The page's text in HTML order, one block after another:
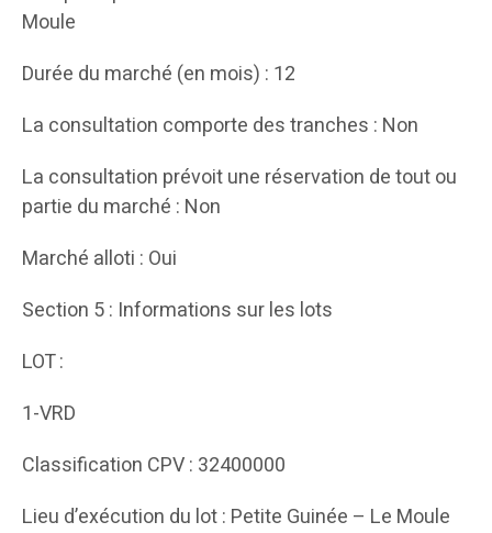
Moule
Durée du marché (en mois) : 12
La consultation comporte des tranches : Non
La consultation prévoit une réservation de tout ou
partie du marché : Non
Marché alloti : Oui
Section 5 : Informations sur les lots
LOT :
1-VRD
Classification CPV : 32400000
Lieu d’exécution du lot : Petite Guinée – Le Moule